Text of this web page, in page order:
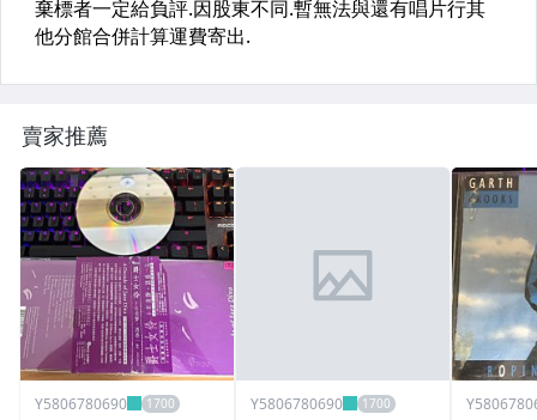
賣家推薦
Y5806780690 Y5806780690